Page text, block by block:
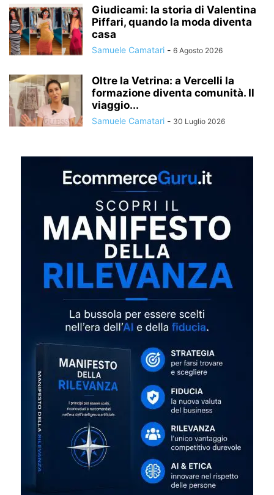
Giudicami: la storia di Valentina
Piffari, quando la moda diventa
casa
Samuele Camatari - 6 Agosto 2026
Oltre la Vetrina: a Vercelli la
formazione diventa comunità. Il
viaggio...
Samuele Camatari - 30 Luglio 2026